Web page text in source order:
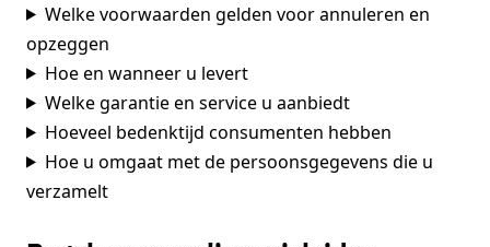
Welke voorwaarden gelden voor annuleren en
opzeggen
Hoe en wanneer u levert
Welke garantie en service u aanbiedt
Hoeveel bedenktijd consumenten hebben
Hoe u omgaat met de persoonsgegevens die u
verzamelt